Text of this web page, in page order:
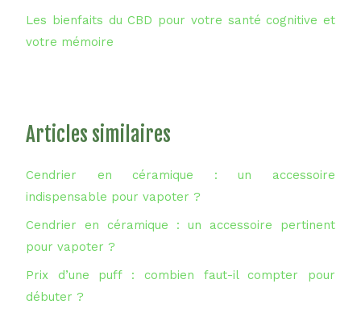
Les bienfaits du CBD pour votre santé cognitive et
votre mémoire
Articles similaires
Cendrier en céramique : un accessoire
indispensable pour vapoter ?
Cendrier en céramique : un accessoire pertinent
pour vapoter ?
Prix d’une puff : combien faut-il compter pour
débuter ?